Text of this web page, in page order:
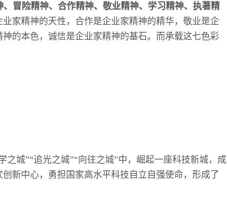
、冒险精神、合作精神、敬业精神、学习精神、执著精
家精神的天性，合作是企业家精神的精华，敬业是企
的本色，诚信是企业家精神的基石。而承载这七色彩
城”“追光之城”“向往之城”中，崛起一座科技新城，成
新中心，勇担国家高水平科技自立自强使命，形成了